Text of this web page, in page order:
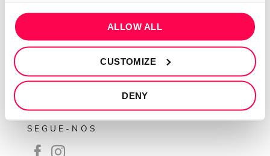
ALLOW ALL
CUSTOMIZE
DENY
Política de privacidade
Termos e condições
Resolução de conflitos
SEGUE-NOS